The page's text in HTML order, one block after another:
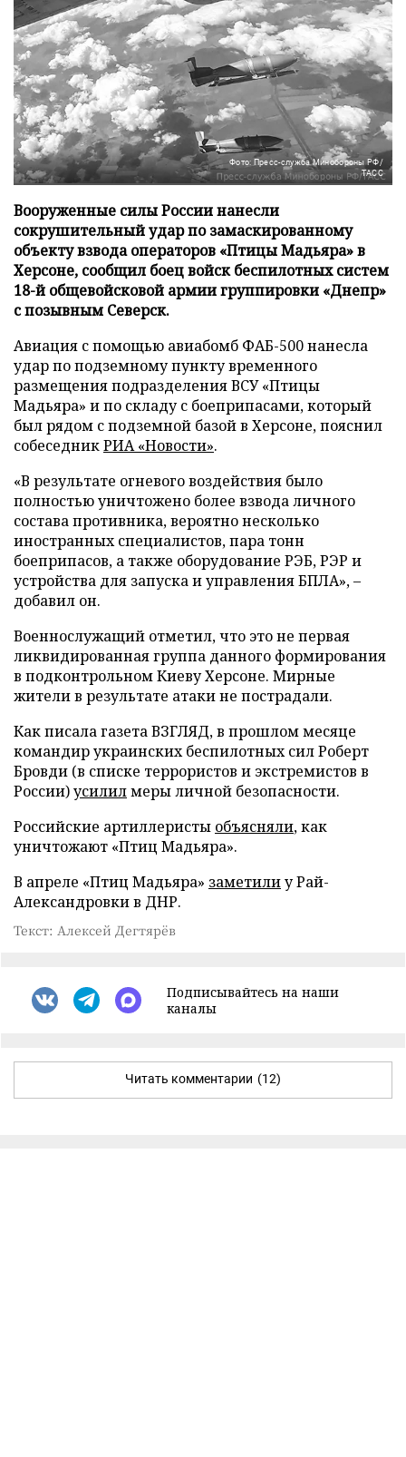
Фото: Пресс-служба Минобороны РФ/
ТАСС
Вооруженные силы России нанесли
сокрушительный удар по замаскированному
объекту взвода операторов «Птицы Мадьяра» в
Херсоне, сообщил боец войск беспилотных систем
18-й общевойсковой армии группировки «Днепр»
с позывным Северск.
Авиация с помощью авиабомб ФАБ-500 нанесла
удар по подземному пункту временного
размещения подразделения ВСУ «Птицы
Мадьяра» и по складу с боеприпасами, который
был рядом с подземной базой в Херсоне, пояснил
собеседникРИА «Новости».
«В результате огневого воздействия было
полностью уничтожено более взвода личного
состава противника, вероятно несколько
иностранных специалистов, пара тонн
боеприпасов, а также оборудование РЭБ, РЭР и
устройства для запуска и управления БПЛА», –
добавил он.
Военнослужащий отметил, что это не первая
ликвидированная группа данного формирования
в подконтрольном Киеву Херсоне. Мирные
жители в результате атаки не пострадали.
Как писала газета ВЗГЛЯД, в прошлом месяце
командир украинских беспилотных сил Роберт
Бровди (в списке террористов и экстремистов в
России)усилилмеры личной безопасности.
Российские артиллеристы объясняли, как
уничтожают «Птиц Мадьяра».
В апреле «Птиц Мадьяра» заметилиу Рай-
Александровки в ДНР.
Текст: Алексей Дегтярёв
Подписывайтесь на наши
каналы
Читать комментарии (12)